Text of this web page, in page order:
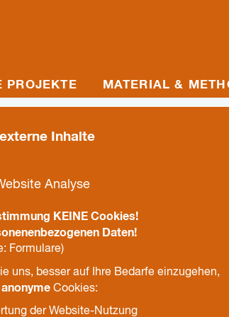
PROJEKTE MATERIAL &
Team-
denken...
Inhalte
Analyse
KEINE Cookies!
Daten!
Formulare)
uns, besser auf Ihre Bedarfe einzugehen,
anonyme Cookies:
der Website-Nutzung